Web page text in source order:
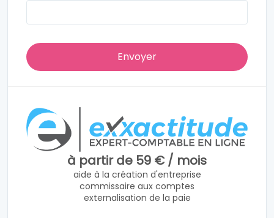
à partir de 59 € / mois
aide à la création d'entreprise
commissaire aux comptes
externalisation de la paie